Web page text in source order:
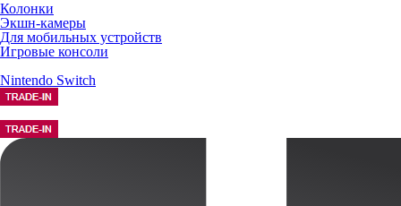
Колонки
Экшн-камеры
Для мобильных устройств
Игровые консоли
Nintendo Switch